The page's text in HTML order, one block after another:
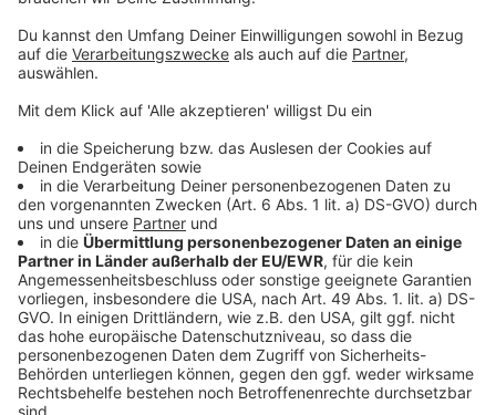
Es ist jetzt eh auch so immer wieder ein bisschen
mitgeklungen natürlich äh Creative sind jetzt nicht
Ich weiß das auch aus verschiedenen
Abstimmungen zwischen uns beiden, wenn man
halt dann vom Kunden wieder viel zu lange Videos
bekommt für verschiedene Formate. Ähm
was wäre auch so eine Empfehlung mit der man
nach Pareto äh mit zwanzig Prozent Aufwand
achtzig Prozent erschlägt.
Also es sollte schon eine Minute sein, sage ich jetzt
mal. Ähm die meisten Leute werden diese Minute
nicht ganz anschauen. Von daher spielt’s auch nicht
so.